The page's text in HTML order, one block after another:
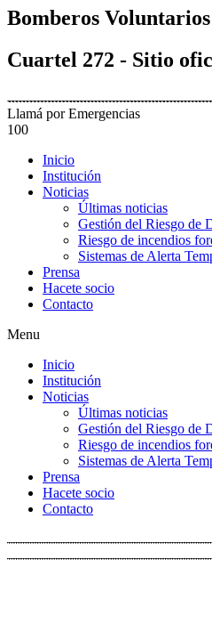
Bomberos
Cuartel 272 - Sitio
Llamá por Emergencias
100
Inicio
Institución
Noticias
Últimas noticias
Gestión del Riesgo de
Riesgo de incendios
Sistemas de Alerta
Prensa
Hacete socio
Contacto
Menu
Inicio
Institución
Noticias
Últimas noticias
Gestión del Riesgo de
Riesgo de incendios
Sistemas de Alerta
Prensa
Hacete socio
Contacto